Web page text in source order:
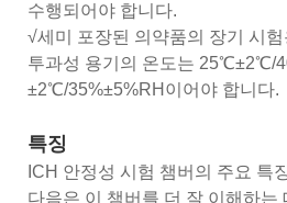
수행되어야 합니다.
√세미 포장된 의약품의 장기 시험
투과성 용기의 온도는 25℃±2℃/
±2℃/35%±5%RH이어야 합니다.
특징
ICH 안정성 시험 챔버의 주요 특
다음은 이 챔버를 더 잘 이해하는